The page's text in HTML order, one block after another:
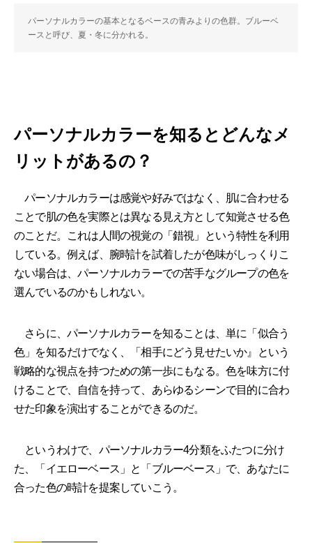
パーソナルカラーの基本となるベースの青みよりの色群。ブルーベ
ースと呼び、夏・冬に分かれる。
パーソナルカラーを知るとどんなメ
リットがあるの？
パーソナルカラーは感覚や好みではなく、肌に合わせる
ことで肌の色を実際とは異なる見え方として知覚させる色
のことだ。これは人間の視覚の「錯視」という特性を利用
している。例えば、腕時計を試着したが色味がしっくりこ
ない場合は、パーソナルカラーでの苦手なグループの色を
選んでいるのかもしれない。
さらに、パーソナルカラーを知ることは、単に「似合う
色」を知るだけでなく、「相手にどう見せたいか』という
戦略的な視点を持つための第一歩にもなる。色を味方に付
けることで、自信を持って、あらゆるシーンで目的に合わ
せた印象を演出することができるのだ。
というわけで、パーソナルカラー4分類をふたつに分け
た、「イエローベース」と「ブルーベース」で、あなたに
合った色の時計を提案していこう。